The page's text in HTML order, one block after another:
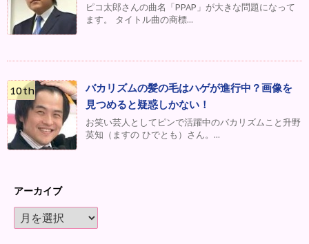
ピコ太郎さんの曲名「PPAP」が大きな問題になって
ます。 タイトル曲の商標...
バカリズムの髪の毛はハゲが進行中？画像を
見つめると疑惑しかない！
お笑い芸人としてピンで活躍中のバカリズムこと升野
英知（ますの ひでとも）さん。...
アーカイブ